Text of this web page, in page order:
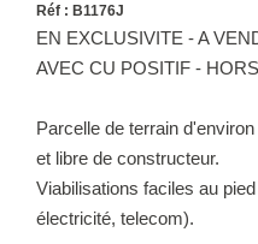
Réf : B1176J
EN EXCLUSIVITE - A
AVEC CU POSITIF -
Parcelle de terrain
et libre de constructeur.
Viabilisations faciles au
électricité, telecom).